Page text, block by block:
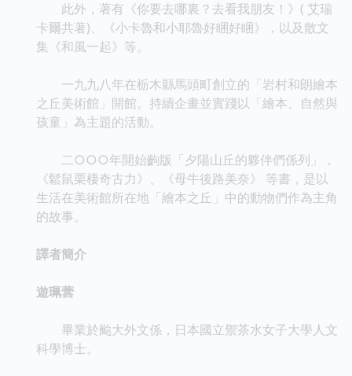
此外，著有《你要去哪裏？去看我朋友！》( 艾瑞
卡爾共著)、《小卡魯和小耶魯好睏好睏》，以及散文
集《和風一起》等。
一九九八年在栃木縣馬頭町創立的「岩村和朗繪本
之丘美術館」開館。持續企畫並實踐以「繪本、自然與
孩童」為主題的活動。
二○○○年開始齣版「夕陽山丘的夥伴們係列」，
《鬆鼠栗棲奇古力》、《母牛後路美奈》 等書，是以
生活在美術館所在地「繪本之丘」中的動物們作為主角
的故事。
譯者簡介
遊珮蕓
畢業於颱大外文係，日本國立禦茶水女子大學人文
科學博士。